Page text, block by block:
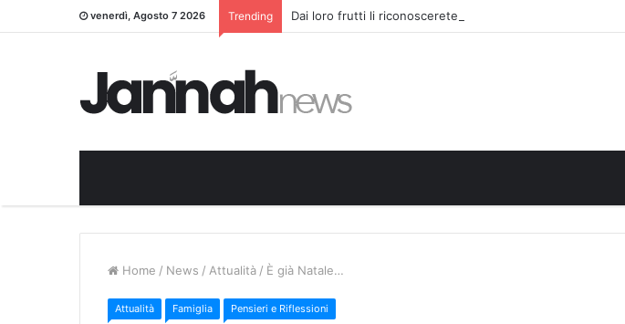
venerdì, Agosto 7 2026 Trending Dai loro frutti li riconoscerete
Home / News / Attualità / È già Natale…
Attualità Famiglia Pensieri e Riflessioni